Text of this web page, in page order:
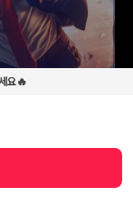
요🔥